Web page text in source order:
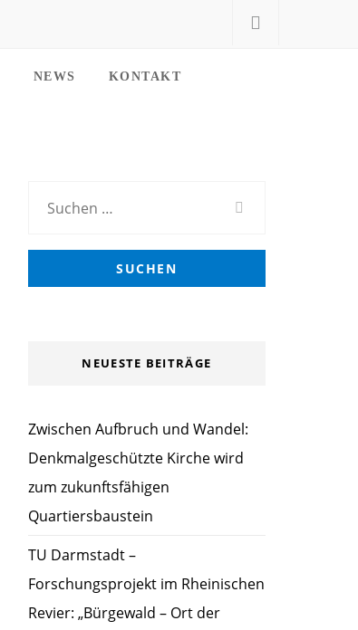
NEWS KONTAKT
NEUESTE BEITRÄGE
Zwischen Aufbruch und Wandel:
Denkmalgeschützte Kirche wird
zum zukunftsfähigen
Quartiersbaustein
TU Darmstadt –
Forschungsprojekt im Rheinischen
Revier: „Bürgewald – Ort der